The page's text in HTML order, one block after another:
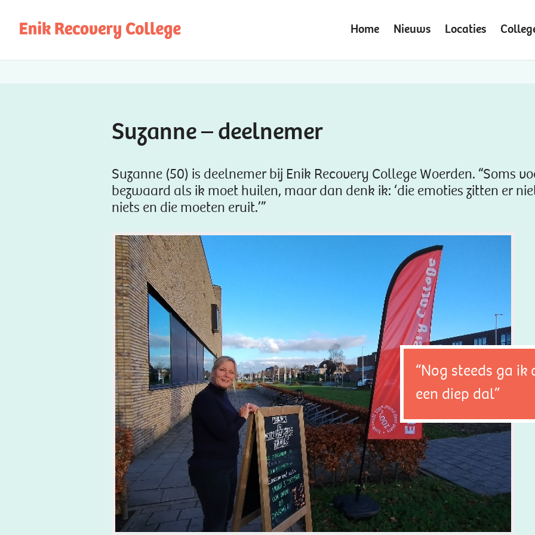
Home Nieuws Locaties
Suzanne – deelnemer
Suzanne (50) is deelnemer bij Enik Recovery College Woerden. “Soms
bezwaard als ik moet huilen, maar dan denk ik: ‘die emoties zitten er
niets en die moeten eruit.’”
“Nog steeds ga ik
een diep dal”